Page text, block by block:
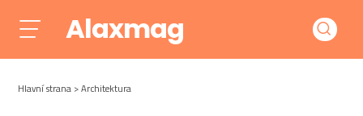
Alaxmag
Hlavní strana Architektura